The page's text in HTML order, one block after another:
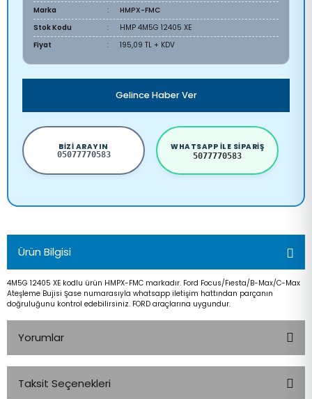
Marka
HMPX-FMC
Stok Kodu
HMP 4M5G 12405 XE
Fiyat
195,09 TL + KDV
Gelince Haber Ver
BIZI ARAYIN
05077770583
WHATSAPP ILE SIPARIŞ
5077770583
Ürün Bilgisi
4M5G 12405 XE kodlu ürün HMPX-FMC markadır. Ford Focus/Fıesta/B-Max/C-Max
Ateşleme Bujisi Şase numarasıyla whatsapp iletişim hattından parçanın
doğruluğunu kontrol edebilirsiniz. FORD araçlarına uygundur.
Yorumlar
Taksit Seçenekleri